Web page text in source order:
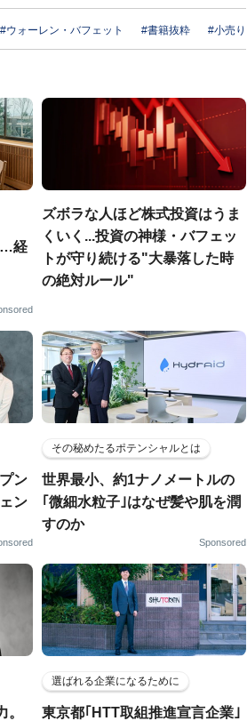
#ウォーレン・バフェット #書籍抜粋 #小売り
…経
ズボラな人ほど株式投資はうま
くいく...投資の神様・バフェッ
トが守り続ける"大暴落した時
の絶対ルール"
ン
ン
その秘めたるポテンシャルとは
世界最小、約1ナノメートルの
｢微細水粒子｣はなぜ髪や肌を潤
すのか
Sponsored
選ばれる企業になるために
東京都｢HTT取組推進宣言企業｣